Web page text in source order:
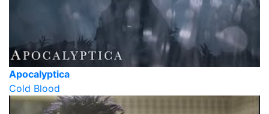
Apocalyptica
Cold Blood